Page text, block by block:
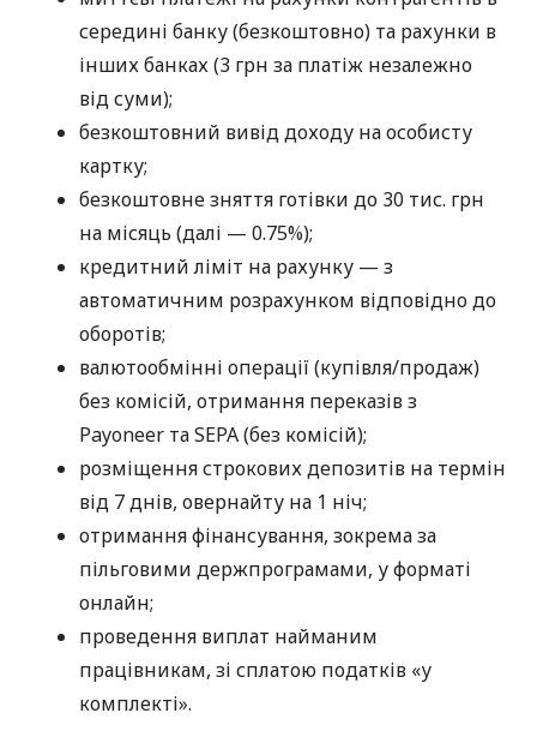
середині банку (безкоштовно) та рахунки в
інших банках (3 грн за платіж незалежно
від суми);
безкоштовний вивід доходу на особисту
картку;
безкоштовне зняття готівки до 30 тис. грн
на місяць (далі — 0.75%);
кредитний ліміт на рахунку — з
автоматичним розрахунком відповідно до
оборотів;
валютообмінні операції (купівля/продаж)
без комісій, отримання переказів з
Payoneer та SEPA (без комісій);
розміщення строкових депозитів на термін
від 7 днів, овернайту на 1 ніч;
отримання фінансування, зокрема за
пільговими держпрограмами, у форматі
онлайн;
проведення виплат найманим
працівникам, зі сплатою податків «у
комплекті».